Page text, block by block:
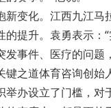
新变化。江西九江
提升。袁勇表示
事件、医疗的问
之道体育咨询创始
举办设立了门槛，